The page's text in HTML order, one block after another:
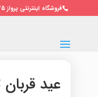
فروشگاه اینترنتی پرواز 09128501125 / 02122691010
عید